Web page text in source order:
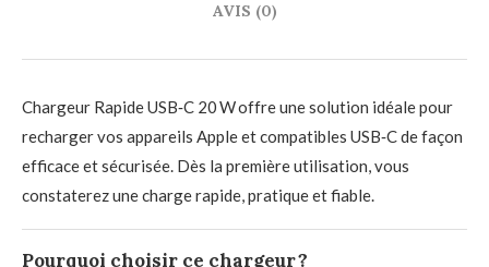
AVIS (0)
Chargeur Rapide USB‑C 20 W offre une solution idéale pour
recharger vos appareils Apple et compatibles USB‑C de façon
efficace et sécurisée. Dès la première utilisation, vous
constaterez une charge rapide, pratique et fiable.
Pourquoi choisir ce chargeur ?